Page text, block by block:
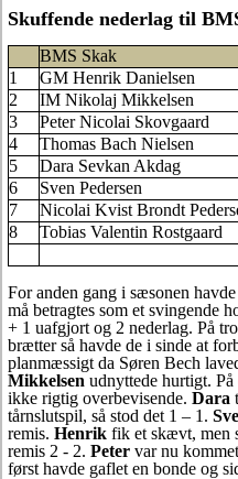
Skuffende nederlag til
BMS Skak
1
GM Henrik Danielsen
2
IM Nikolaj Mikkelsen
3
Peter Nicolai Skovgaard
4
Thomas Bach Nielsen
5
Dara Sevkan Akdag
6
Sven Pedersen
7
Nicolai Kvist Brondt
8
Tobias Valentin Rostgaard
For anden gang i sæsonen
må betragtes som et svingende
+ 1 uafgjort og 2 nederlag. På
brætter så havde de i sinde at
planmæssigt da Søren Bech
Mikkelsen udnyttede hurtigt.
ikke rigtig overbevisende. Dara
tårnslutspil, så stod det 1 – 1.
remis. Henrik fik et skævt, men
remis 2 - 2. Peter var nu
først havde gaflet en bonde og